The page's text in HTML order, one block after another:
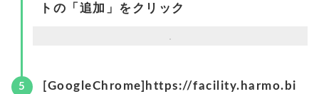
トの「追加」をクリック
[GoogleChrome]https://facility.harmo.bi